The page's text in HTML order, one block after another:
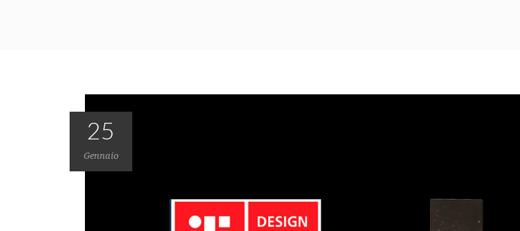
25
Gennaio